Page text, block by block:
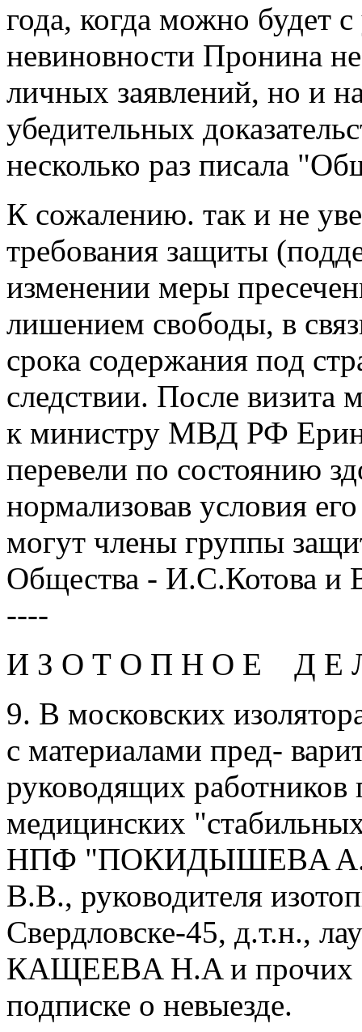
года, когда можно будет
невиновности Пронина
личных заявлений, но и
убедительных
несколько раз писала
К сожалению. так и не
требования защиты
изменении меры
лишением свободы, в
срока содержания под
следствии. После
к министру МВД РФ
перевели по состоянию
нормализовав условия
могут члены группы
Общества - И.С.Котова
----
И З О Т О П Н О E Д E
9. В московских
с материалами пред-
руководящих работников
медицинских
НПФ "ПОКИДЫШEВA
В.В., руководителя
Свердловске-45, д.т.н.,
КAЩEEВA Н.A и прочих
подписке о невыезде.